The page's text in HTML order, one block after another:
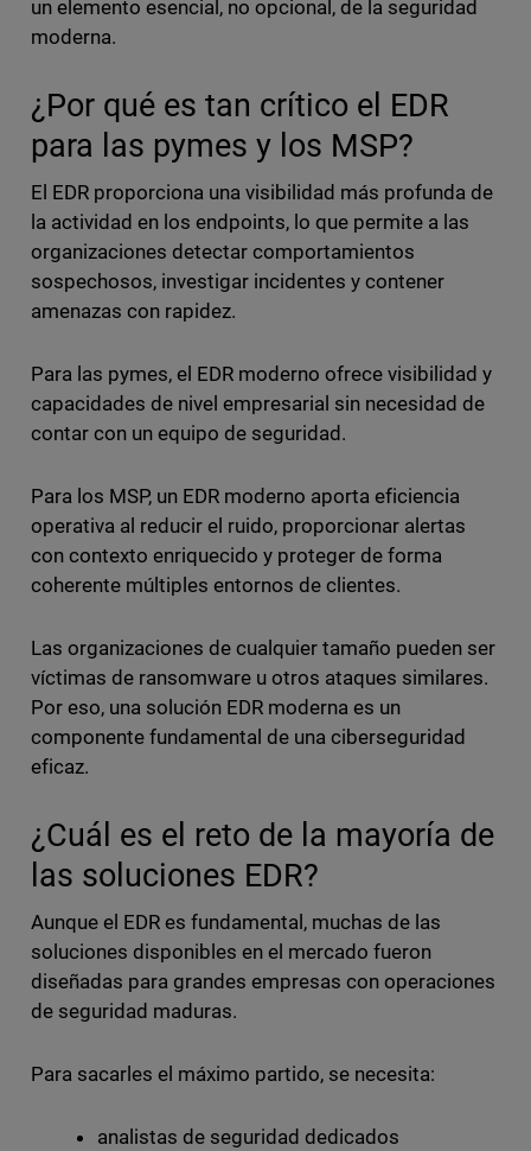
un elemento esencial, no opcional, de la seguridad
moderna.
¿Por qué es tan crítico el EDR
para las pymes y los MSP?
El EDR proporciona una visibilidad más profunda de
la actividad en los endpoints, lo que permite a las
organizaciones detectar comportamientos
sospechosos, investigar incidentes y contener
amenazas con rapidez.
Para las pymes, el EDR moderno ofrece visibilidad y
capacidades de nivel empresarial sin necesidad de
contar con un equipo de seguridad.
Para los MSP, un EDR moderno aporta eficiencia
operativa al reducir el ruido, proporcionar alertas
con contexto enriquecido y proteger de forma
coherente múltiples entornos de clientes.
Las organizaciones de cualquier tamaño pueden ser
víctimas de ransomware u otros ataques similares.
Por eso, una solución EDR moderna es un
componente fundamental de una ciberseguridad
eficaz.
¿Cuál es el reto de la mayoría de
las soluciones EDR?
Aunque el EDR es fundamental, muchas de las
soluciones disponibles en el mercado fueron
diseñadas para grandes empresas con operaciones
de seguridad maduras.
Para sacarles el máximo partido, se necesita:
analistas de seguridad dedicados